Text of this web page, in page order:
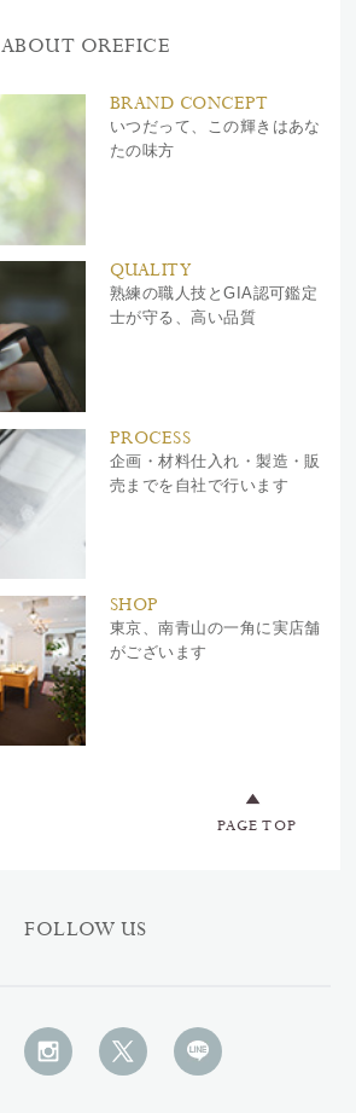
ABOUT OREFICE
BRAND CONCEPT
いつだって、この輝きはあな
たの味方
QUALITY
熟練の職人技とGIA認可鑑定
士が守る、高い品質
PROCESS
企画・材料仕入れ・製造・販
売までを自社で行います
SHOP
東京、南青山の一角に実店舗
がございます
PAGE TOP
FOLLOW US